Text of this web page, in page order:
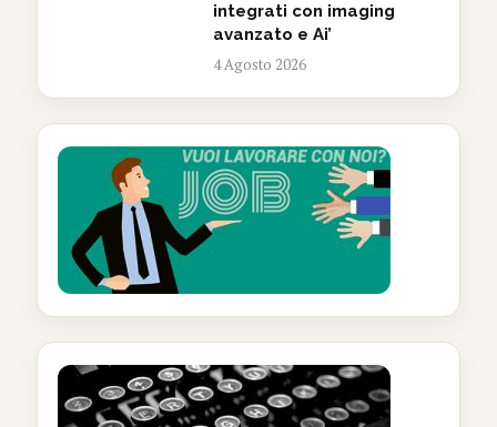
integrati con imaging
avanzato e Ai’
4 Agosto 2026